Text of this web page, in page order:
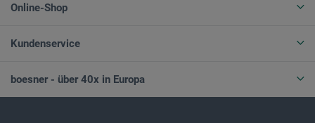
Online-Shop
Kundenservice
boesner - über 40x in Europa